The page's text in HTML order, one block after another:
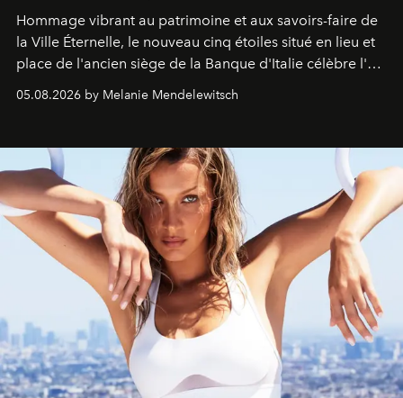
Hommage vibrant au patrimoine et aux savoirs-faire de
la Ville Éternelle, le nouveau cinq étoiles situé en lieu et
place de l'ancien siège de la Banque d'Italie célèbre l'art
05.08.2026 by Melanie Mendelewitsch